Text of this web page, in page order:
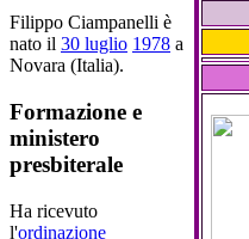
Filippo Ciampanelli è
nato il 30 luglio 1978 a
Novara (Italia).
Formazione e
ministero
presbiterale
Ha ricevuto
l'ordinazione